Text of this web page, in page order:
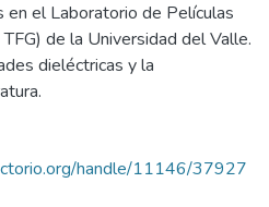
en el Laboratorio de Películas
de la Universidad del Valle.
dieléctricas y la
handle/11146/37927